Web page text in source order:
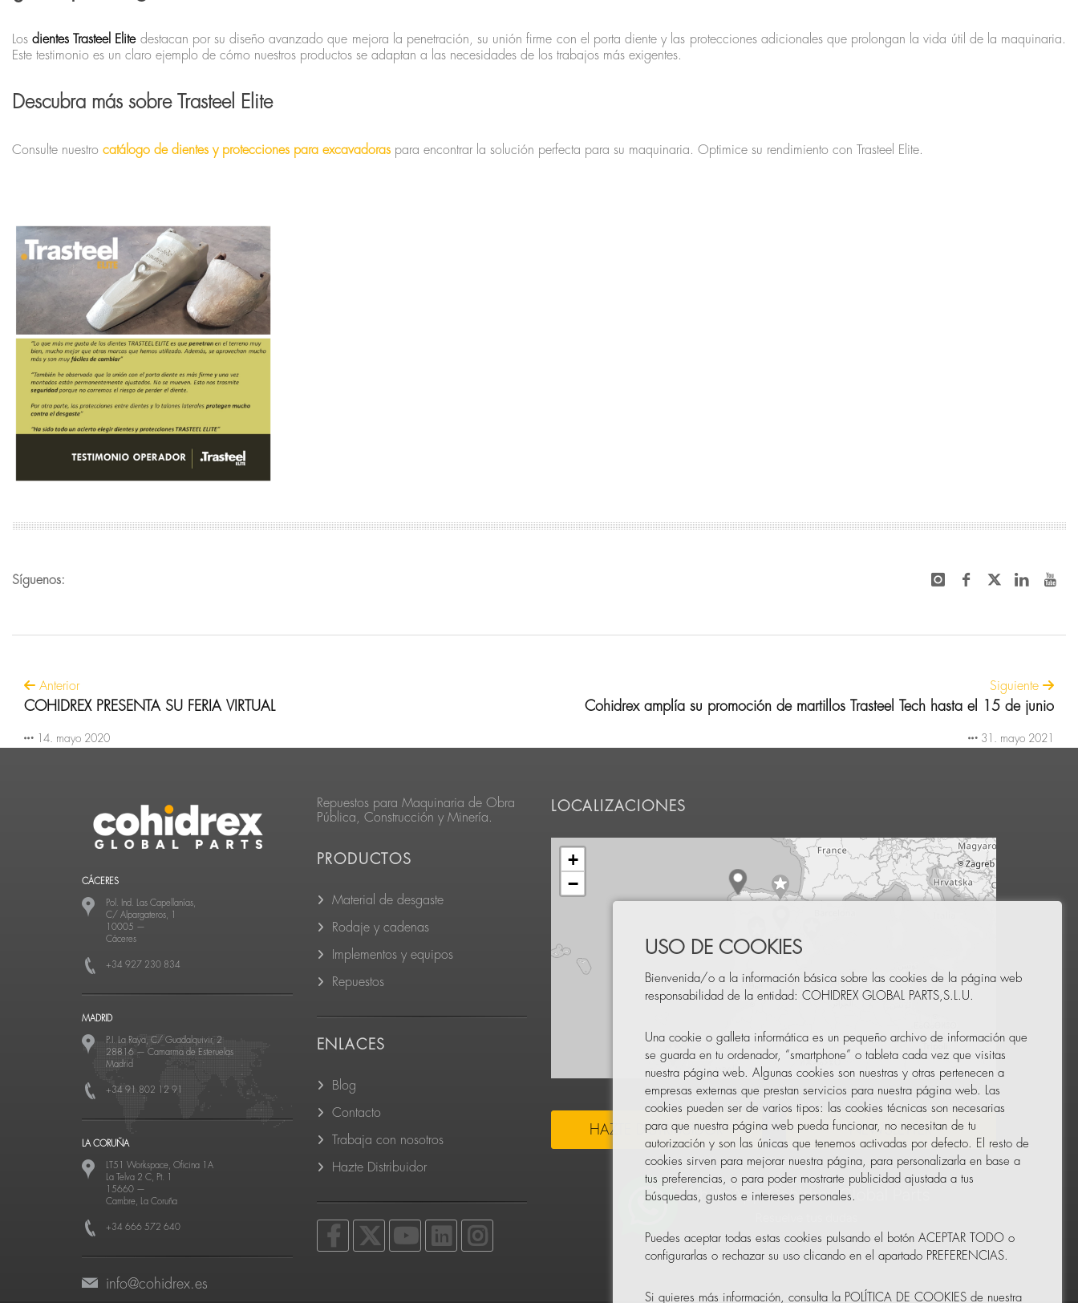
Losdientes Trasteel Elitedestacan por su diseño avanzado que mejora la penetración, su unión firme con el porta diente y las protecciones adicionales que prolongan la vida útil de la maquinaria.
Este testimonio es un claro ejemplo de cómo nuestros productos se adaptan a las necesidades de los trabajos más exigentes.
Descubra más sobre Trasteel Elite
Consulte nuestro catálogo de dientes y protecciones para excavadoras para encontrar la solución perfecta para su maquinaria. Optimice su rendimiento con Trasteel Elite.
Síguenos:
Anterior
COHIDREX PRESENTA SU FERIA VIRTUAL
14. mayo 2020
Siguiente
Cohidrex amplía su promoción de martillos Trasteel Tech hasta el 15 de junio
31. mayo 2021
CÁCERES
Pol. Ind. Las Capellanías,
C/ Alpargateros, 1
10005 —
Cáceres
+34 927 230 834
MADRID
P.I. La Raya, C/ Guadalquivir, 2
28816 — Camarma de Esteruelas
Madrid
+34 91 802 12 91
LA CORUÑA
LT51 Workspace, Oficina 1A
La Telva 2 C, Pt. 1
15660 —
Cambre, La Coruña
+34 666 572 640
info@cohidrex.es
Repuestos para Maquinaria de Obra
Pública, Construcción y Minería.
PRODUCTOS
Material de desgaste
Rodaje y cadenas
Implementos y equipos
Repuestos
ENLACES
Blog
Contacto
Trabaja con nosotros
Hazte Distribuidor
LOCALIZACIONES
+
−
Leaflet |© OpenStreetMap
HAZTE DISTRIBUIDOR NEWSLETTER
USO DE COOKIES
Bienvenida/o a la información básica sobre las cookies de la página web
responsabilidad de la entidad: COHIDREX GLOBAL PARTS,S.L.U.
Una cookie o galleta informática es un pequeño archivo de información que
se guarda en tu ordenador, “smartphone” o tableta cada vez que visitas
nuestra página web. Algunas cookies son nuestras y otras pertenecen a
empresas externas que prestan servicios para nuestra página web. Las
cookies pueden ser de varios tipos: las cookies técnicas son necesarias
para que nuestra página web pueda funcionar, no necesitan de tu
autorización y son las únicas que tenemos activadas por defecto. El resto de
cookies sirven para mejorar nuestra página, para personalizarla en base a
tus preferencias, o para poder mostrarte publicidad ajustada a tus
búsquedas, gustos e intereses personales.
Puedes aceptar todas estas cookies pulsando el botón ACEPTAR TODO o
configurarlas o rechazar su uso clicando en el apartado PREFERENCIAS.
Si quieres más información, consulta la POLÍTICA DE COOKIES de nuestra